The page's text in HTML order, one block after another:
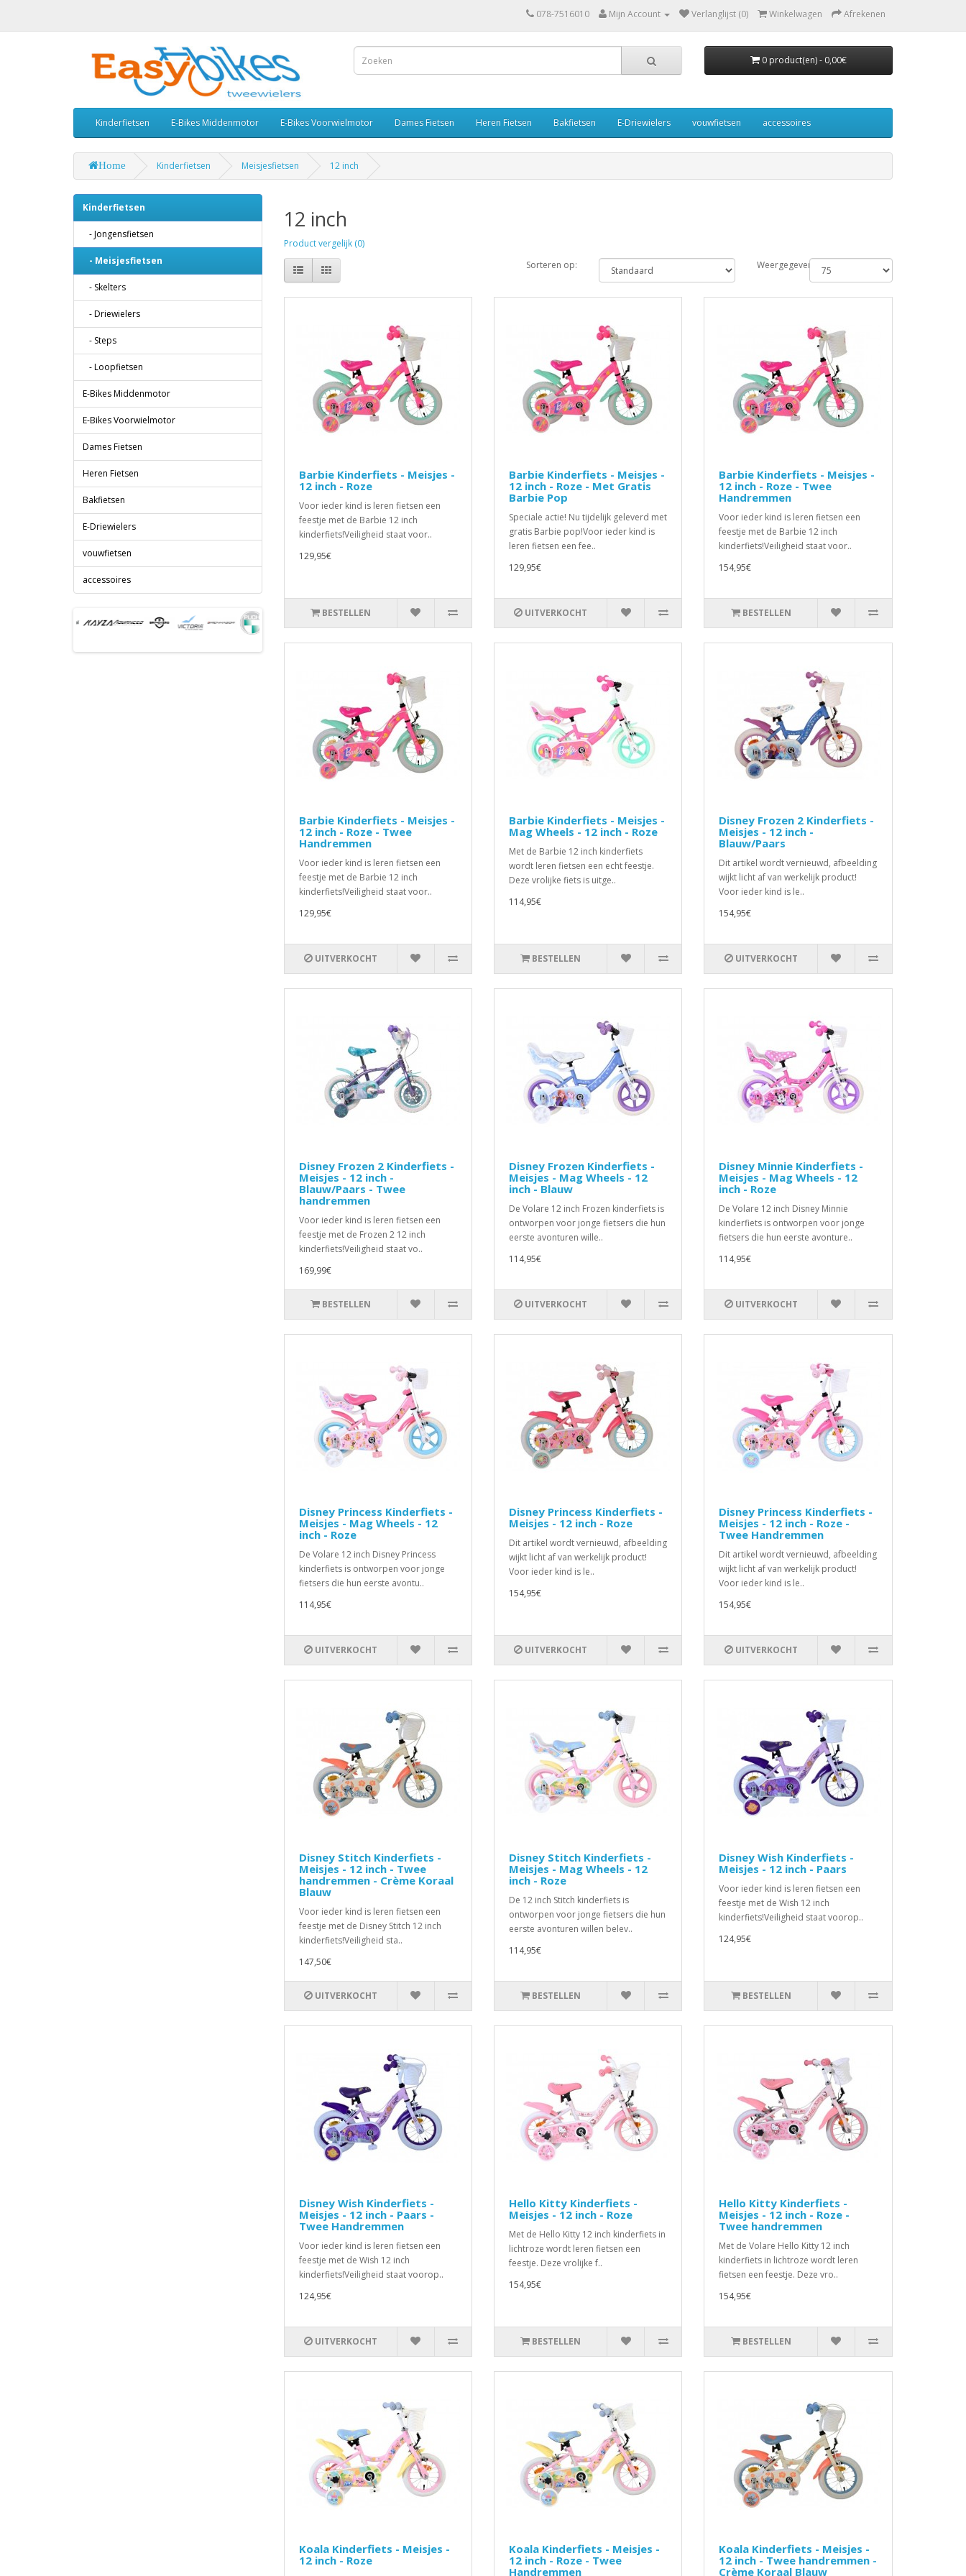
078-7516010 Mijn Account Verlanglijst (0) Winkelwagen Afrekenen
0 product(en) - 0,00€
Kinderfietsen E-Bikes Middenmotor E-Bikes Voorwielmotor Dames Fietsen Heren Fietsen Bakfietsen E-Driewielers vouwfietsen accessoires
Home Kinderfietsen Meisjesfietsen 12 inch
Kinderfietsen
- Jongensfietsen
- Meisjesfietsen
- Skelters
- Driewielers
- Steps
- Loopfietsen
E-Bikes Middenmotor
E-Bikes Voorwielmotor
Dames Fietsen
Heren Fietsen
Bakfietsen
E-Driewielers
vouwfietsen
accessoires
12 inch
Product vergelijk (0)
Sorteren op:
Weergegeven:
Barbie Kinderfiets - Meisjes -
12 inch - Roze
Voor ieder kind is leren fietsen een
feestje met de Barbie 12 inch
kinderfiets!Veiligheid staat voor..
129,95€
BESTELLEN
Barbie Kinderfiets - Meisjes -
12 inch - Roze - Met Gratis
Barbie Pop
Speciale actie! Nu tijdelijk geleverd met
gratis Barbie pop!Voor ieder kind is
leren fietsen een fee..
129,95€
UITVERKOCHT
Barbie Kinderfiets - Meisjes -
12 inch - Roze - Twee
Handremmen
Voor ieder kind is leren fietsen een
feestje met de Barbie 12 inch
kinderfiets!Veiligheid staat voor..
154,95€
BESTELLEN
Barbie Kinderfiets - Meisjes -
12 inch - Roze - Twee
Handremmen
Voor ieder kind is leren fietsen een
feestje met de Barbie 12 inch
kinderfiets!Veiligheid staat voor..
129,95€
UITVERKOCHT
Barbie Kinderfiets - Meisjes -
Mag Wheels - 12 inch - Roze
Met de Barbie 12 inch kinderfiets
wordt leren fietsen een echt feestje.
Deze vrolijke fiets is uitge..
114,95€
BESTELLEN
Disney Frozen 2 Kinderfiets -
Meisjes - 12 inch -
Blauw/Paars
Dit artikel wordt vernieuwd, afbeelding
wijkt licht af van werkelijk product!
Voor ieder kind is le..
154,95€
UITVERKOCHT
Disney Frozen 2 Kinderfiets -
Meisjes - 12 inch -
Blauw/Paars - Twee
handremmen
Voor ieder kind is leren fietsen een
feestje met de Frozen 2 12 inch
kinderfiets!Veiligheid staat vo..
169,99€
BESTELLEN
Disney Frozen Kinderfiets -
Meisjes - Mag Wheels - 12
inch - Blauw
De Volare 12 inch Frozen kinderfiets is
ontworpen voor jonge fietsers die hun
eerste avonturen wille..
114,95€
UITVERKOCHT
Disney Minnie Kinderfiets -
Meisjes - Mag Wheels - 12
inch - Roze
De Volare 12 inch Disney Minnie
kinderfiets is ontworpen voor jonge
fietsers die hun eerste avonture..
114,95€
UITVERKOCHT
Disney Princess Kinderfiets -
Meisjes - Mag Wheels - 12
inch - Roze
De Volare 12 inch Disney Princess
kinderfiets is ontworpen voor jonge
fietsers die hun eerste avontu..
114,95€
UITVERKOCHT
Disney Princess Kinderfiets -
Meisjes - 12 inch - Roze
Dit artikel wordt vernieuwd, afbeelding
wijkt licht af van werkelijk product!
Voor ieder kind is le..
154,95€
UITVERKOCHT
Disney Princess Kinderfiets -
Meisjes - 12 inch - Roze -
Twee Handremmen
Dit artikel wordt vernieuwd, afbeelding
wijkt licht af van werkelijk product!
Voor ieder kind is le..
154,95€
UITVERKOCHT
Disney Stitch Kinderfiets -
Meisjes - 12 inch - Twee
handremmen - Crème Koraal
Blauw
Voor ieder kind is leren fietsen een
feestje met de Disney Stitch 12 inch
kinderfiets!Veiligheid sta..
147,50€
UITVERKOCHT
Disney Stitch Kinderfiets -
Meisjes - Mag Wheels - 12
inch - Roze
De 12 inch Stitch kinderfiets is
ontworpen voor jonge fietsers die hun
eerste avonturen willen belev..
114,95€
BESTELLEN
Disney Wish Kinderfiets -
Meisjes - 12 inch - Paars
Voor ieder kind is leren fietsen een
feestje met de Wish 12 inch
kinderfiets!Veiligheid staat voorop..
124,95€
BESTELLEN
Disney Wish Kinderfiets -
Meisjes - 12 inch - Paars -
Twee Handremmen
Voor ieder kind is leren fietsen een
feestje met de Wish 12 inch
kinderfiets!Veiligheid staat voorop..
124,95€
UITVERKOCHT
Hello Kitty Kinderfiets -
Meisjes - 12 inch - Roze
Met de Hello Kitty 12 inch kinderfiets in
lichtroze wordt leren fietsen een
feestje. Deze vrolijke f..
154,95€
BESTELLEN
Hello Kitty Kinderfiets -
Meisjes - 12 inch - Roze -
Twee handremmen
Met de Volare Hello Kitty 12 inch
kinderfiets in lichtroze wordt leren
fietsen een feestje. Deze vro..
154,95€
BESTELLEN
Koala Kinderfiets - Meisjes -
12 inch - Roze
Koala Kinderfiets - Meisjes -
12 inch - Roze - Twee
Handremmen
Koala Kinderfiets - Meisjes -
12 inch - Twee handremmen -
Crème Koraal Blauw